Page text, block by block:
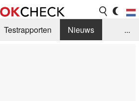
Testrapporten
Nieuws
...